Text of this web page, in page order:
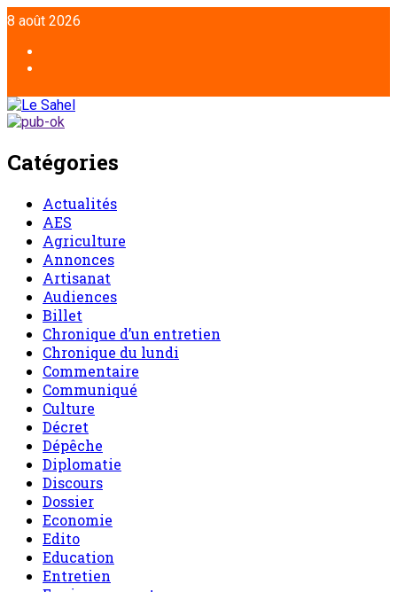
8 août 2026
Catégories
Actualités
AES
Agriculture
Annonces
Artisanat
Audiences
Billet
Chronique d’un entretien
Chronique du lundi
Commentaire
Communiqué
Culture
Décret
Dépêche
Diplomatie
Discours
Dossier
Economie
Edito
Education
Entretien